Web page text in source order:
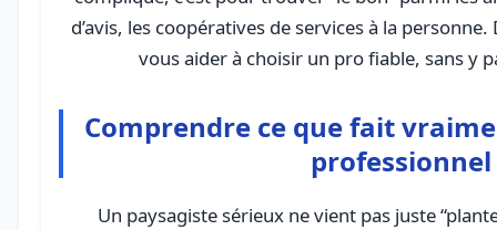
d’avis, les coopératives de services à la personne.
vous aider à choisir un pro fiable, sans y
Comprendre ce que fait
professionnel
Un paysagiste sérieux ne vient pas juste